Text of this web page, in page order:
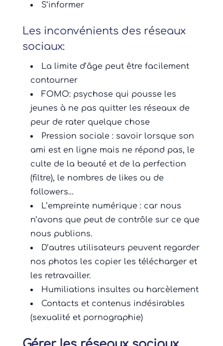
S’informer
Les inconvénients des réseaux
sociaux:
La limite d’âge peut être facilement
contourner
FOMO: psychose qui pousse les
jeunes à ne pas quitter les réseaux de
peur de rater quelque chose
Pression sociale : savoir lorsque son
ami est en ligne mais ne répond pas, le
culte de la beauté et de la perfection
(filtre), le nombres de likes ou de
followers…
L’empreinte numérique : car nous
n’avons que peut de contrôle sur ce que
nous publions.
D’autres utilisateurs peuvent regarder
nos photos les copier les télécharger et
les retravailler.
Humiliations insultes ou harcèlement
Contacts et contenus indésirables
(sexualité et pornographie)